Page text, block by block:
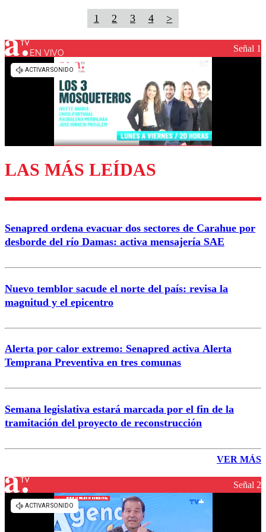
1 2 3 4 >
EN VIVO Señal 1
LAS MÁS LEÍDAS
Senapred ordena evacuar dos sectores de Carahue por
desborde del río Damas: activa mensajería SAE
Nuevo temblor sacude el norte del país: revisa la
magnitud y el epicentro
Alerta por calor extremo: Senapred activa Alerta
Temprana Preventiva en tres comunas
Semana legislativa estará marcada por el fin de la
tramitación del proyecto de reconstrucción
VER MÁS
Señal 2